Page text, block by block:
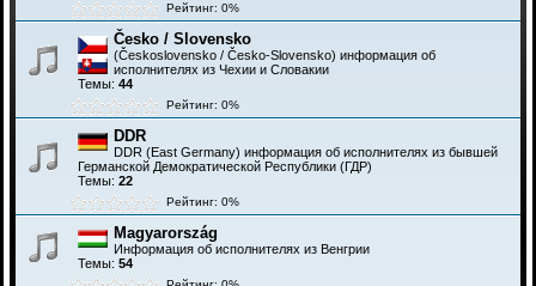
Рейтинг: 0%
Česko / Slovensko
(Československo / Česko-Slovensko) информация об
исполнителях из Чехии и Словакии
Темы: 44
Рейтинг: 0%
DDR
DDR (East Germany) информация об исполнителях из бывшей
Германской Демократической Республики (ГДР)
Темы: 22
Рейтинг: 0%
Magyarország
Информация об исполнителях из Венгрии
Темы: 54